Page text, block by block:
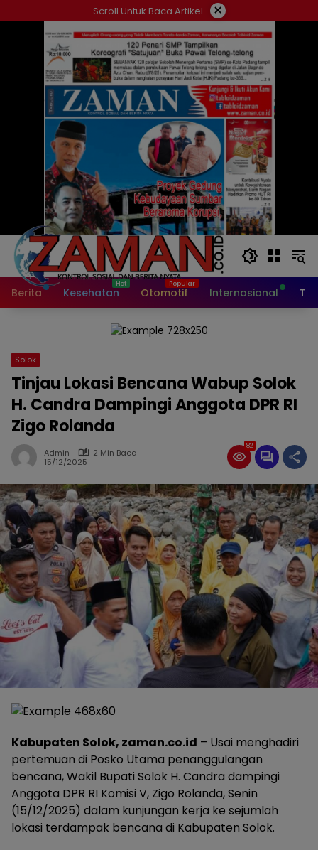
ke
Scroll Untuk Baca Artikel ×
Berita Kesehatan Otomotif Internasional
Solok
Tinjau Lokasi Bencana Wabup Solok
H. Candra Dampingi Anggota DPR RI
Zigo Rolanda
Admin
2 Min Baca
15/12/2025
82
Kabupaten Solok, zaman.co.id – Usai menghadiri
pertemuan di Posko Utama penanggulangan
bencana, Wakil Bupati Solok H. Candra dampingi
Anggota DPR RI Komisi V, Zigo Rolanda, Senin
(15/12/2025) dalam kunjungan kerja ke sejumlah
lokasi terdampak bencana di Kabupaten Solok.